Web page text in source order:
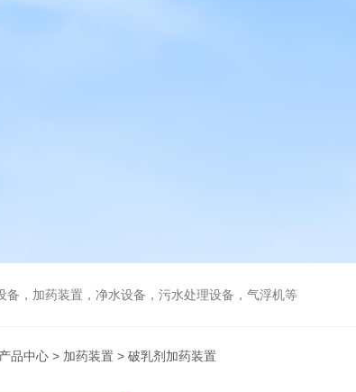
备，加药装置，净水设备，污水处理设备，气浮机等
产品中心 > 加药装置 > 破乳剂加药装置